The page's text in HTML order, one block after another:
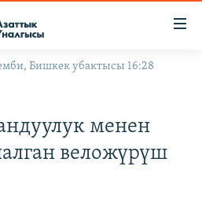
Бишкек убактысы 16:28
менен
веложүрүш